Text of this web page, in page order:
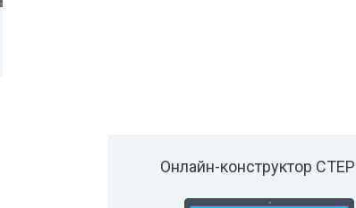
Онлайн-конструктор